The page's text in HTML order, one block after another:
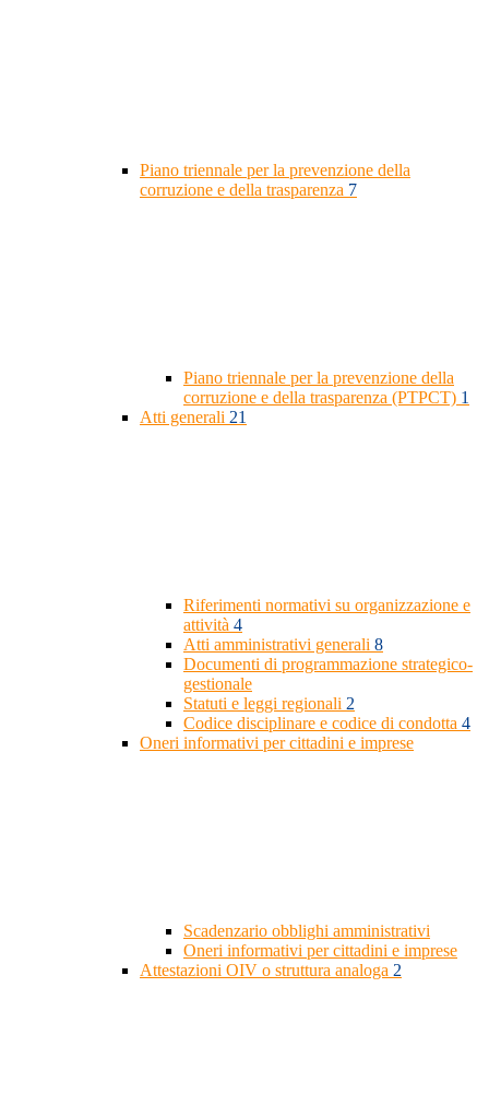
Piano triennale per la prevenzione della
corruzione e della trasparenza 7
Piano triennale per la prevenzione della
corruzione e della trasparenza (PTPCT) 1
Atti generali 21
Riferimenti normativi su organizzazione e
attività 4
Atti amministrativi generali 8
Documenti di programmazione strategico-
gestionale
Statuti e leggi regionali 2
Codice disciplinare e codice di condotta 4
Oneri informativi per cittadini e imprese
Scadenzario obblighi amministrativi
Oneri informativi per cittadini e imprese
Attestazioni OIV o struttura analoga 2